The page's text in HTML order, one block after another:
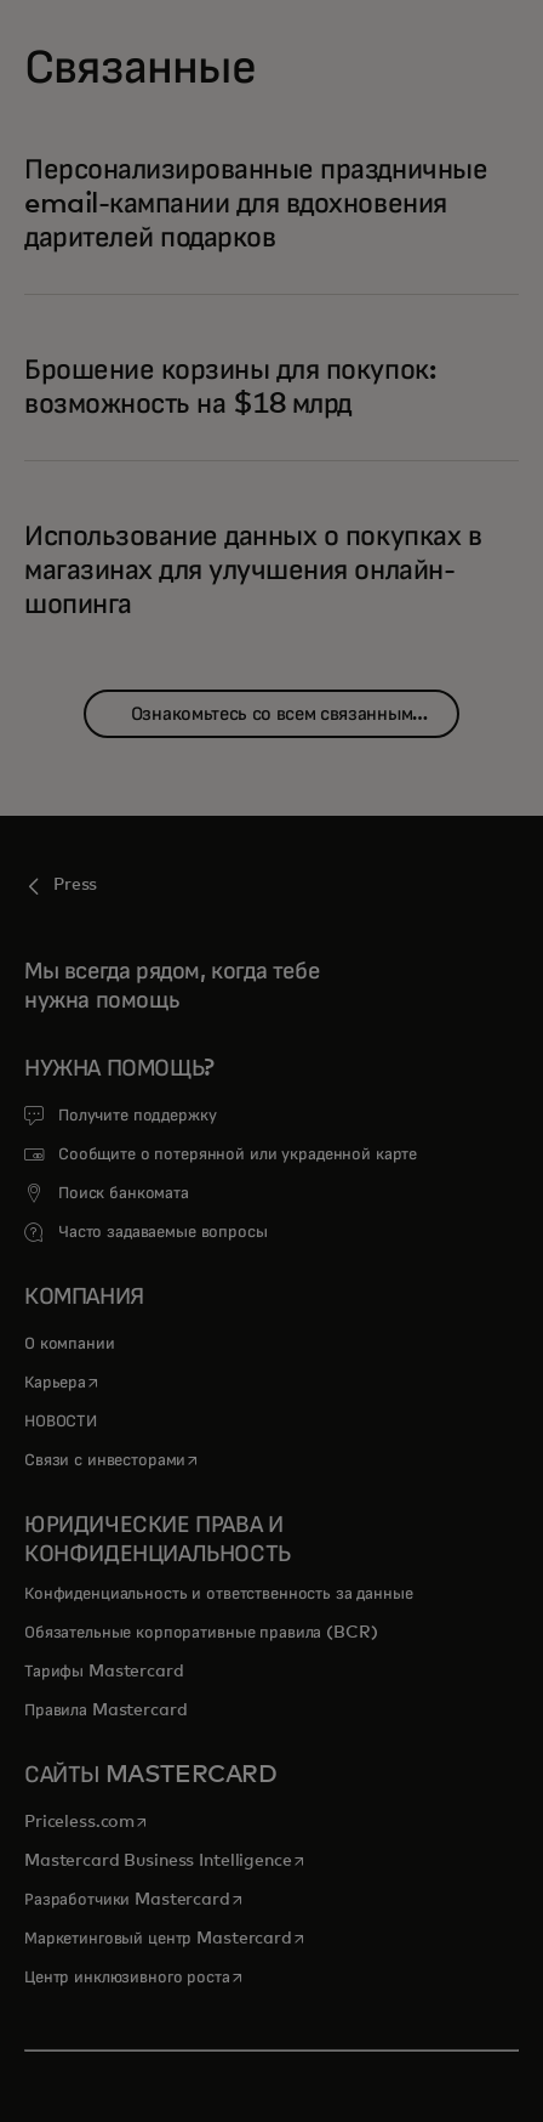
Связанные
Персонализированные праздничные
email-кампании для вдохновения
дарителей подарков
Брошение корзины для покупок:
возможность на $18 млрд
Использование данных о покупках в
магазинах для улучшения онлайн-
шопинга
Ознакомьтесь со всем связанным
Press
Мы всегда рядом, когда тебе
нужна помощь
НУЖНА ПОМОЩЬ?
Получите поддержку
Сообщите о потерянной или украденной карте
Поиск банкомата
Часто задаваемые вопросы
КОМПАНИЯ
О компании
Карьера opens in a new tab
НОВОСТИ
Связи с инвесторами opens in a new tab
ЮРИДИЧЕСКИЕ ПРАВА И
КОНФИДЕНЦИАЛЬНОСТЬ
Конфиденциальность и ответственность за данные
Обязательные корпоративные правила (BCR)
Тарифы Mastercard
Правила Mastercard
САЙТЫ MASTERCARD
Priceless.com opens in a new tab
Mastercard Business Intelligenceopens in a new tab
Разработчики Mastercardopens in a new tab
Маркетинговый центр Mastercardopens in a new tab
Центр инклюзивного ростаopens in a new tab